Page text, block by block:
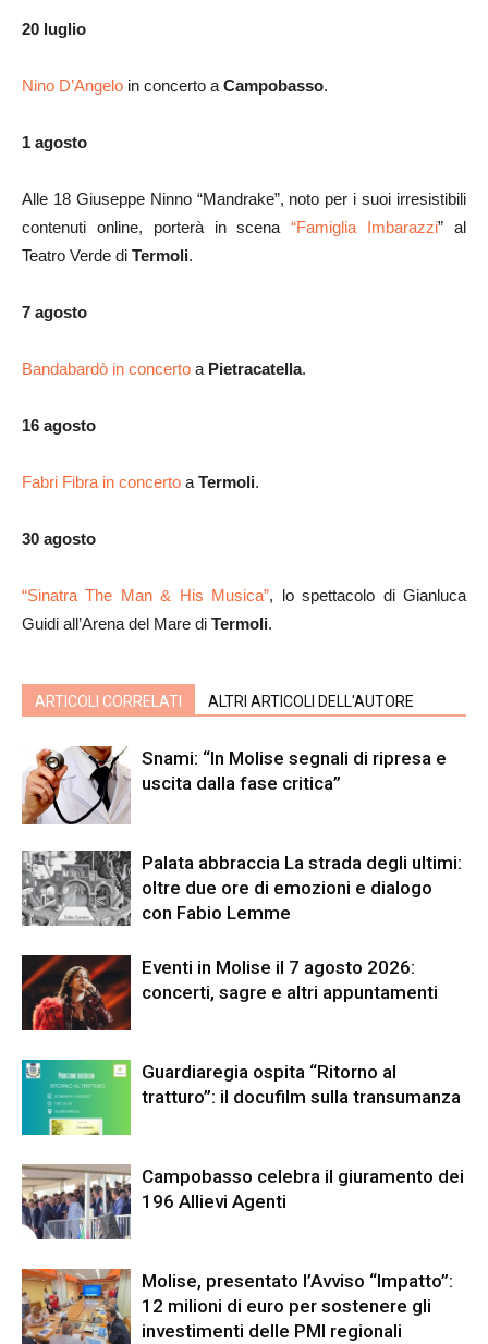
20 luglio
Nino D’Angelo in concerto a Campobasso.
1 agosto
Alle 18 Giuseppe Ninno “Mandrake”, noto per i suoi irresistibili
contenuti online, porterà in scena“Famiglia Imbarazzi” al
Teatro Verde di Termoli.
7 agosto
Bandabardò in concerto a Pietracatella.
16 agosto
Fabri Fibra in concerto a Termoli.
30 agosto
“Sinatra The Man & His Musica”, lo spettacolo di Gianluca
Guidi all’Arena del Mare di Termoli.
ARTICOLI CORRELATI ALTRI ARTICOLI DELL'AUTORE
Snami: “In Molise segnali di ripresa e
uscita dalla fase critica”
Palata abbraccia La strada degli ultimi:
oltre due ore di emozioni e dialogo
con Fabio Lemme
Eventi in Molise il 7 agosto 2026:
concerti, sagre e altri appuntamenti
Guardiaregia ospita “Ritorno al
tratturo”: il docufilm sulla transumanza
Campobasso celebra il giuramento dei
196 Allievi Agenti
Molise, presentato l’Avviso “Impatto”:
12 milioni di euro per sostenere gli
investimenti delle PMI regionali